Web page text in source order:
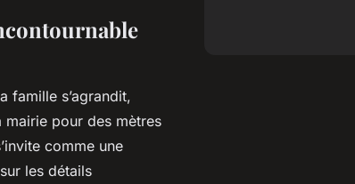
famille s’agrandit,
pour des mètres
comme une
les détails